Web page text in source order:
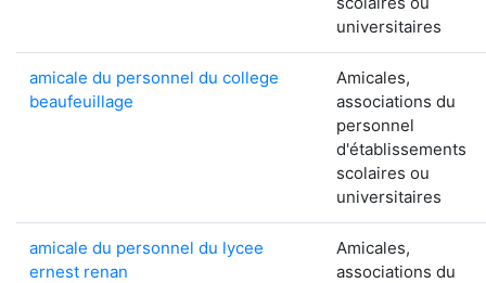
universitaires
amicale du personnel du college
beaufeuillage
Amicales,
associations du
personnel
d'établissements
scolaires ou
universitaires
amicale du personnel du lycee
ernest renan
Amicales,
associations du